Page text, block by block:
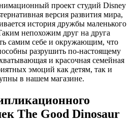
проект студий Disney
версия развития мира,
история дружбы маленького
непохожим друг на друга
самим себе и окружающим, что
разрушить по-настоящему
и красочная семейная
эмоций как детям, так и
в нашем магазине.
The Good Dinosaur